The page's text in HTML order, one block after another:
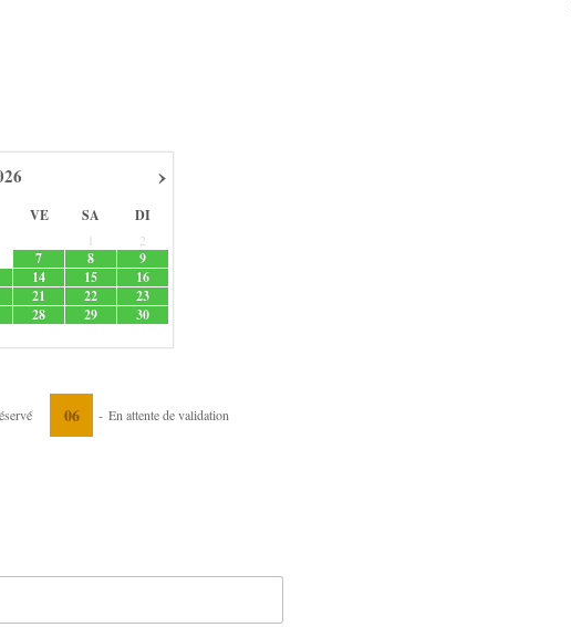
›
VE SA DI
1
2
7 8
9
14 15
16
21 22
23
28 29
30
06 - En attente de validation